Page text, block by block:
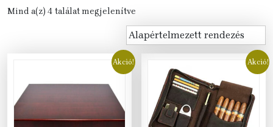
Mind a(z) 4 találat megjelenítve
Akció! Akció!